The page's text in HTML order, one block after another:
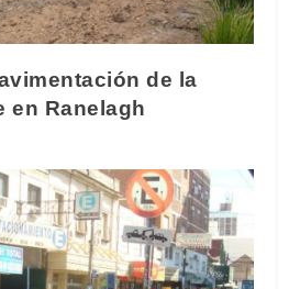
de la
en Ranelagh